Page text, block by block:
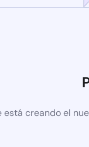
está creando el